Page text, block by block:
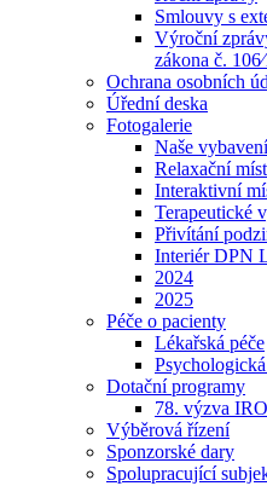
Smlouvy s
Výroční
zákona č.
Ochrana osobních
Úřední deska
Fotogalerie
Naše vybavení
Relaxační
Interaktivní
Terapeutické
Přivítání
Interiér DPN
2024
2025
Péče o pacienty
Lékařská péče
Dotační programy
78. výzva
Výběrová řízení
Sponzorské dary
Spolupracující